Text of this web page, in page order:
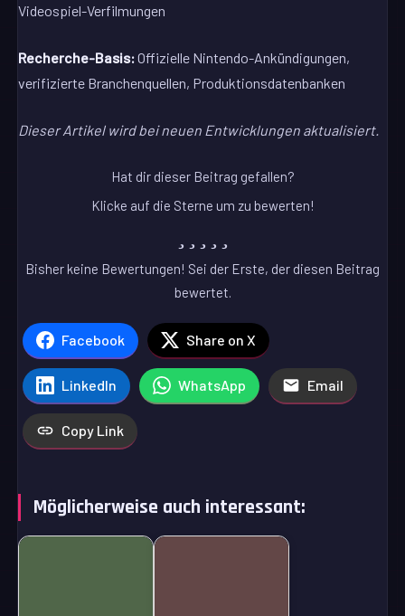
Videospiel-Verfilmungen
Recherche-Basis:Offizielle Nintendo-Ankündigungen,
verifizierte Branchenquellen, Produktionsdatenbanken
Dieser Artikel wird bei neuen Entwicklungen aktualisiert.
Hat dir dieser Beitrag gefallen?
Klicke auf die Sterne um zu bewerten!
Bisher keine Bewertungen! Sei der Erste, der diesen Beitrag
bewertet.
Facebook Share on X
LinkedIn WhatsApp Email
Copy Link
Möglicherweise auch interessant: